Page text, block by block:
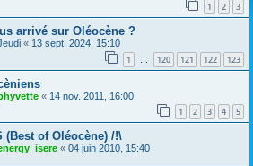
1 2 3
arrivé sur Oléocène ?
« 13 sept. 2024, 15:10
1 … 120 121 122 123
« 14 nov. 2011, 16:00
1 2 3 4 5
(Best of Oléocène) /!\
« 04 juin 2010, 15:40